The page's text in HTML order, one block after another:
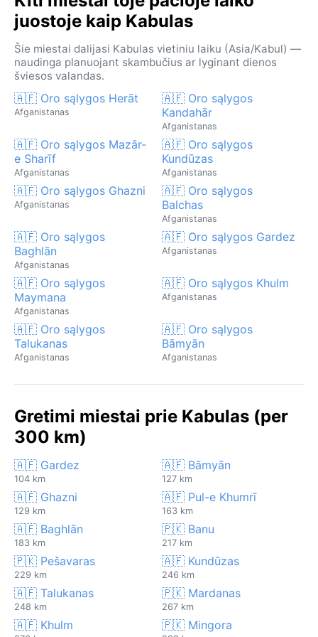
juostoje kaip Kabulas
Šie miestai dalijasi Kabulas vietiniu laiku (Asia/Kabul) —
naudinga planuojant skambučius ar lyginant dienos
šviesos valandas.
🇦🇫 Oro sąlygos Herāt
Afganistanas
🇦🇫 Oro sąlygos
Kandahār
Afganistanas
🇦🇫 Oro sąlygos Mazār-
e Sharīf
Afganistanas
🇦🇫 Oro sąlygos
Kundūzas
Afganistanas
🇦🇫 Oro sąlygos Ghazni
Afganistanas
🇦🇫 Oro sąlygos
Balchas
Afganistanas
🇦🇫 Oro sąlygos
Baghlān
Afganistanas
🇦🇫 Oro sąlygos Gardez
Afganistanas
🇦🇫 Oro sąlygos
Maymana
Afganistanas
🇦🇫 Oro sąlygos Khulm
Afganistanas
🇦🇫 Oro sąlygos
Talukanas
Afganistanas
🇦🇫 Oro sąlygos
Bāmyān
Afganistanas
Gretimi miestai prie Kabulas (per
300 km)
🇦🇫 Gardez
104 km
🇦🇫 Bāmyān
127 km
🇦🇫 Ghazni
129 km
🇦🇫 Pul-e Khumrī
163 km
🇦🇫 Baghlān
183 km
🇵🇰 Banu
217 km
🇵🇰 Pešavaras
229 km
🇦🇫 Kundūzas
246 km
🇦🇫 Talukanas
248 km
🇵🇰 Mardanas
267 km
🇦🇫 Khulm 🇵🇰 Mingora